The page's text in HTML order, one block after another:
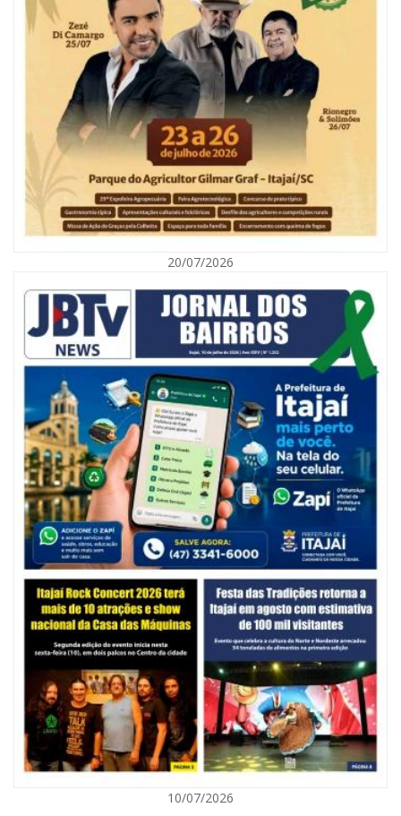
05/08/2026 | 07:00
Refis 2026 oferece opções de pagamentos com descontos
BALNEÁRIO CAMBORIÚ
05/08/2026 | 07:00
Balneário Camboriú anuncia novo concurso para Guarda Municipal
POLÍTICA
20/07/2026
10/07/2026